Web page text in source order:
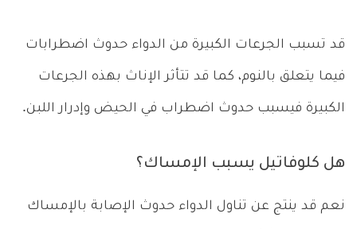
قد تسبب الجرعات الكبيرة من الدواء حدوث اضطرابات
فيما يتعلق بالنوم، كما قد تتأثر الإناث بهذه الجرعات
الكبيرة فيسبب حدوث اضطراب في الحيض وإدرار اللبن.
هل كلوفاتيل يسبب الإمساك؟
نعم قد ينتج عن تناول الدواء حدوث الإصابة بالإمساك